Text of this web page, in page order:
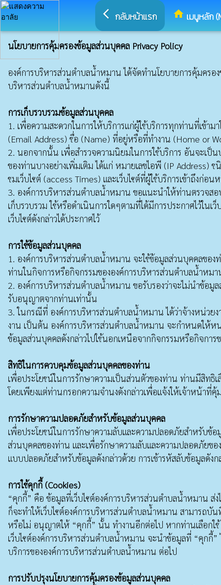
arrow_back_ios กลับหน้าแรก home เมนูหลัก
นโยบายการคุ้มครองข้อมูลส่วนบุคคล Privacy Policy
องค์การบริหารส่วนตำบลน้ำหมาน ได้จัดทำนโยบายการคุ้มคร
บริหารส่วนตำบลน้ำหมานดังนี้
การเก็บรวบรวมข้อมูลส่วนบุคคล
1. เพื่อความสะดวกในการให้บริการแก่ผู้ใช้บริการทุกท่านที่เข้าม
(Email Address) ชื่อ (Name) ที่อยู่หรือที่ทำงาน (Home or
2. นอกจากนั้น เพื่อสำรวจความนิยมในการใช้บริการ อันจะเป็
ของท่านบางอย่างเพิ่มเติม ได้แก่ หมายเลขไอพี (IP Address)
ชมเว็บไซต์ (access Times) และเว็บไซต์ที่ผู้ใช้บริการเข้าถึงก่
3. องค์การบริหารส่วนตำบลน้ำหมาน ขอแนะนำให้ท่านตรวจสอบ
เก็บรวบรวม ใช้หรือดำเนินการใดๆตามที่ได้มีการประกาศไว้ใน
เว็บไซต์ดังกล่าวได้ประกาศไว้
การใช้ข้อมูลส่วนบุคคล
1. องค์การบริหารส่วนตำบลน้ำหมาน จะใช้ข้อมูลส่วนบุคคลของ
ท่านในกิจการหรือกิจกรรมขององค์การบริหารส่วนตำบลน้ำหม
2. องค์การบริหารส่วนตำบลน้ำหมาน ขอรับรองว่าจะไม่นำข้อมู
รับอนุญาตจากท่านเท่านั้น
3. ในกรณีที่ องค์การบริหารส่วนตำบลน้ำหมาน ได้ว่าจ้างหน่วย
งาน เป็นต้น องค์การบริหารส่วนตำบลน้ำหมาน จะกำหนดให้ห
ข้อมูลส่วนบุคคลดังกล่าวไปใช้นอกเหนือจากกิจกรรมหรือกิจกา
สิทธิในการควบคุมข้อมูลส่วนบุคคลของท่าน
เพื่อประโยชน์ในการรักษาความเป็นส่วนตัวของท่าน ท่านมีสิท
โดยเพียงแต่ท่านกรอกความจำนงดังกล่าวเพื่อแจ้งให้เจ้าหน้า
การรักษาความปลอดภัยสำหรับข้อมูลส่วนบุคคล
เพื่อประโยชน์ในการรักษาความลับและความปลอดภัยสำหรับข้
ส่วนบุคคลของท่าน และเพื่อรักษาความลับและความปลอดภัยขอ
แบบปลอดภัยสำหรับข้อมูลดังกล่าวด้วย การเข้ารหัสลับข้อมูลดัง
การใช้คุกกี้ (Cookies)
“คุกกี้” คือ ข้อมูลที่เว็บไซต์องค์การบริหารส่วนตำบลน้ำหมาน ส่
ก็จะทำให้เว็บไซต์องค์การบริหารส่วนตำบลน้ำหมาน สามารถบั
หรือไม่ อนุญาตให้ “คุกกี้” นั้น ทำงานอีกต่อไป หากท่านเลือกใช้
เว็บไซต์องค์การบริหารส่วนตำบลน้ำหมาน จะนําข้อมูลที่ “คุกกี้
บริการขององค์การบริหารส่วนตำบลน้ำหมาน ต่อไป
การปรับปรุงนโยบายการคุ้มครองข้อมูลส่วนบุคคล